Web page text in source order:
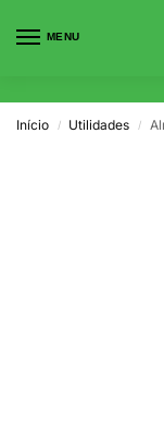
MENU
Início / Utilidades /